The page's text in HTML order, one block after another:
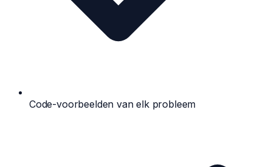
Code-voorbeelden van elk probleem